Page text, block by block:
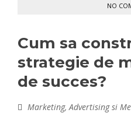
NO
Cum sa
strategie de
de succes?
Marketing, Advertising si